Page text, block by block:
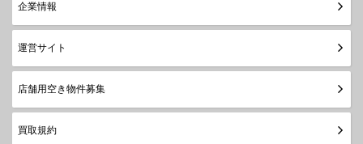
企業情報
運営サイト
店舗用空き物件募集
買取規約